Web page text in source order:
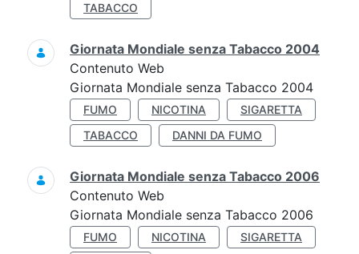
TABACCO
Giornata Mondiale senza Tabacco 2004
Contenuto Web
Giornata Mondiale senza Tabacco 2004
FUMO NICOTINA
SIGARETTA
TABACCO
DANNI DA FUMO
Giornata Mondiale senza Tabacco 2006
Contenuto Web
Giornata Mondiale senza Tabacco 2006
FUMO NICOTINA
SIGARETTA